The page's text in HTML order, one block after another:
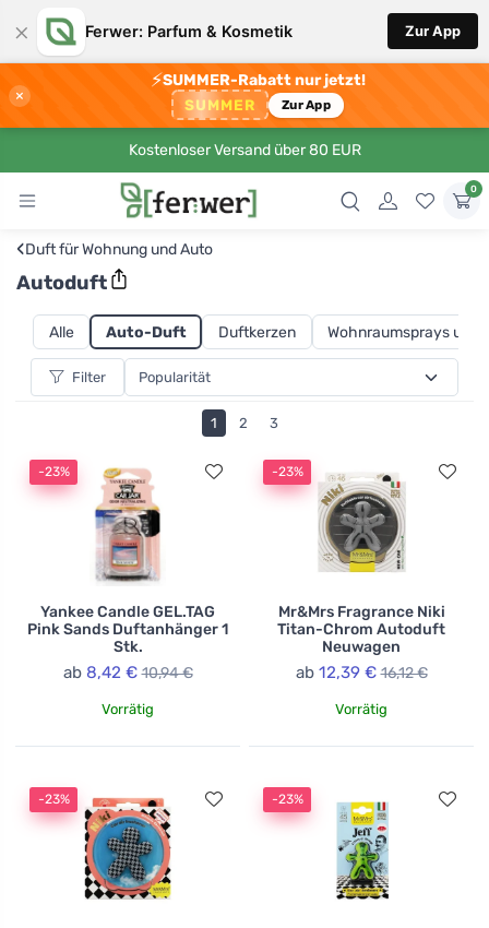
× Ferwer: Parfum & Kosmetik Zur App
×
⚡SUMMER-Rabatt nur jetzt!
SUMMER Zur App
Kostenloser Versand über 80 EUR
0
‹Duft für Wohnung und Auto
Autoduft
Alle Auto-Duft Duftkerzen Wohnraumsprays und
Filter
1 2 3
-23%
Yankee Candle GEL.TAG
Pink Sands Duftanhänger 1
Stk.
ab 8,42 € 10,94 €
Vorrätig
-23%
Mr&Mrs Fragrance Niki
Titan-Chrom Autoduft
Neuwagen
ab 12,39 € 16,12 €
Vorrätig
-23% -23%